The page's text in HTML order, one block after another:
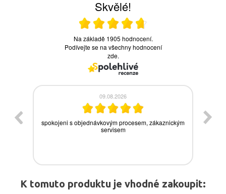
K tomuto produktu je vhodné zakoupit: